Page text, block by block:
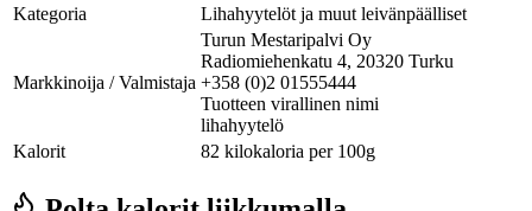
Kategoria
Lihahyytelöt ja muut leivänpäälliset
Markkinoija / Valmistaja
Turun Mestaripalvi Oy
Radiomiehenkatu 4, 20320 Turku
+358 (0)2 01555444
Tuotteen virallinen nimi
lihahyytelö
Kalorit
82 kilokaloria per 100g